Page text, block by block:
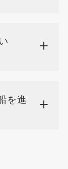
を進